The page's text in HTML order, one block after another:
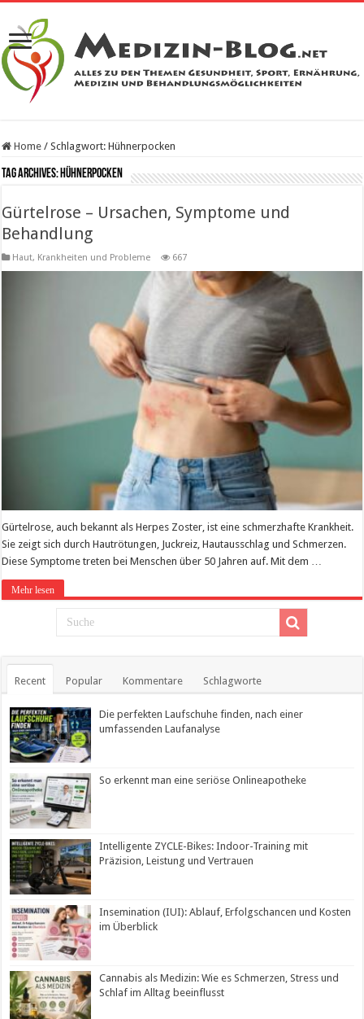
Home / Schlagwort:Hühnerpocken
Tag Archives:Hühnerpocken
Gürtelrose – Ursachen, Symptome und
Behandlung
Haut, Krankheiten und Probleme 667
Gürtelrose, auch bekannt als Herpes Zoster, ist eine schmerzhafte Krankheit.
Sie zeigt sich durch Hautrötungen, Juckreiz, Hautausschlag und Schmerzen.
Diese Symptome treten bei Menschen über 50 Jahren auf. Mit dem …
Mehr lesen
Recent Popular Kommentare Schlagworte
Die perfekten Laufschuhe finden, nach einer
umfassenden Laufanalyse
So erkennt man eine seriöse Onlineapotheke
Intelligente ZYCLE-Bikes: Indoor-Training mit
Präzision, Leistung und Vertrauen
Insemination (IUI): Ablauf, Erfolgschancen und Kosten
im Überblick
Cannabis als Medizin: Wie es Schmerzen, Stress und
Schlaf im Alltag beeinflusst